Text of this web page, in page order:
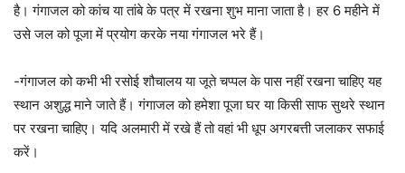
है। गंगाजल को कांच या तांबे के पत्र में रखना शुभ माना जाता है। हर 6 महीने में
उसे जल को पूजा में प्रयोग करके नया गंगाजल भरे हैं।
-गंगाजल को कभी भी रसोई शौचालय या जूते चप्पल के पास नहीं रखना चाहिए यह
स्थान अशुद्ध माने जाते हैं। गंगाजल को हमेशा पूजा घर या किसी साफ सुथरे स्थान
पर रखना चाहिए। यदि अलमारी में रखे हैं तो वहां भी धूप अगरबत्ती जलाकर सफाई
करें।